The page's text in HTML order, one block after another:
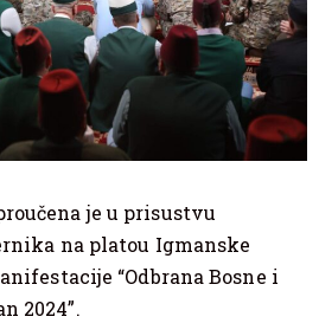
je u prisustvu
na platou Igmanske
“Odbrana Bosne i
2024”.